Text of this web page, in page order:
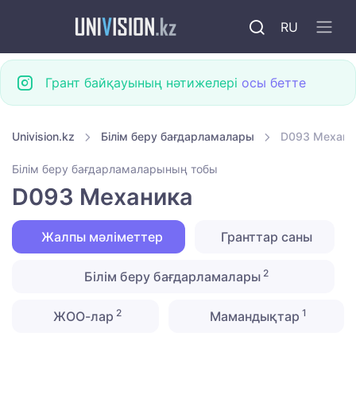
RU
Грант байқауының нәтижелері осы бетте
Univision.kz Білім беру бағдарламалары D093
Білім беру бағдарламаларының тобы
D093 Механика
Жалпы мәліметтер Гранттар саны
Білім беру бағдарламалары 2
ЖОО-лар 2 Мамандықтар 1